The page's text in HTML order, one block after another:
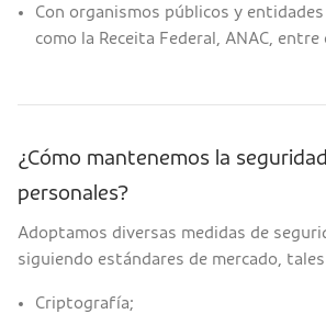
Con organismos públicos y
como la Receita Federal, ANAC,
¿Cómo mantenemos la
personales?
Adoptamos diversas medidas de
siguiendo estándares de mercado,
Criptografía;